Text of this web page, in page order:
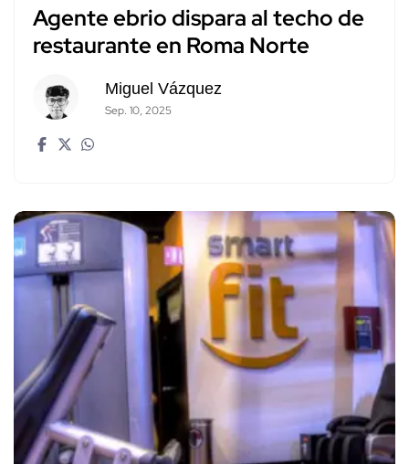
Agente ebrio dispara al techo de
restaurante en Roma Norte
Miguel Vázquez
Sep. 10, 2025